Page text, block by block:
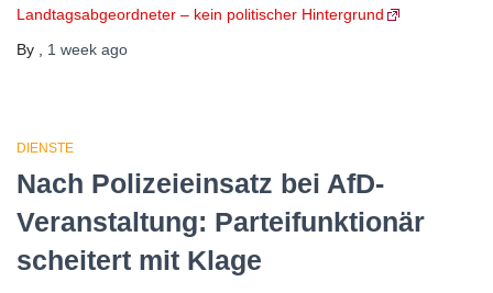
Landtagsabgeordneter – kein politischer Hintergrund
By
1 week ago
DIENSTE
Nach Polizeieinsatz bei AfD-
Veranstaltung: Parteifunktionär
scheitert mit Klage